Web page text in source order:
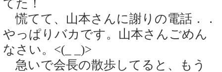
てた！
慌てて、山本さんに謝りの電話．．
やっぱりバカです。山本さんごめん
なさい。<(_ _)>
急いで会長の散歩してると、もう